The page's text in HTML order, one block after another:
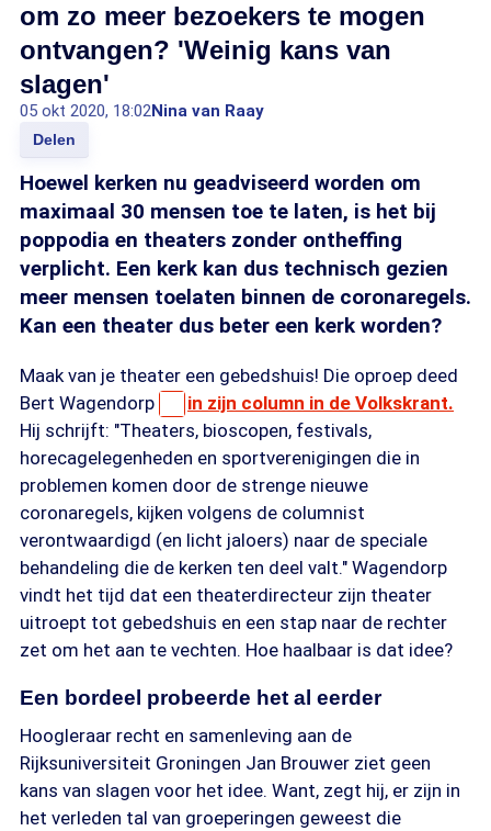
om zo meer bezoekers te mogen
ontvangen? 'Weinig kans van
slagen'
05 okt 2020, 18:02Nina van Raay
Delen
Hoewel kerken nu geadviseerd worden om
maximaal 30 mensen toe te laten, is het bij
poppodia en theaters zonder ontheffing
verplicht. Een kerk kan dus technisch gezien
meer mensen toelaten binnen de coronaregels.
Kan een theater dus beter een kerk worden?
Maak van je theater een gebedshuis! Die oproep deed
Bert Wagendorp
in zijn column in de Volkskrant.
Hij schrijft: "Theaters, bioscopen, festivals,
horecagelegenheden en sportverenigingen die in
problemen komen door de strenge nieuwe
coronaregels, kijken volgens de columnist
verontwaardigd (en licht jaloers) naar de speciale
behandeling die de kerken ten deel valt." Wagendorp
vindt het tijd dat een theaterdirecteur zijn theater
uitroept tot gebedshuis en een stap naar de rechter
zet om het aan te vechten. Hoe haalbaar is dat idee?
Een bordeel probeerde het al eerder
Hoogleraar recht en samenleving aan de
Rijksuniversiteit Groningen Jan Brouwer ziet geen
kans van slagen voor het idee. Want, zegt hij, er zijn in
het verleden tal van groeperingen geweest die